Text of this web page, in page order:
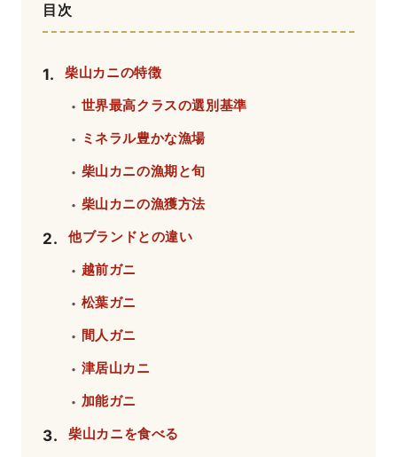
目次
1. 柴山カニの特徴
・ 世界最高クラスの選別基準
・ ミネラル豊かな漁場
・ 柴山カニの漁期と旬
・ 柴山カニの漁獲方法
2. 他ブランドとの違い
・ 越前ガニ
・ 松葉ガニ
・ 間人ガニ
・ 津居山カニ
・ 加能ガニ
3. 柴山カニを食べる